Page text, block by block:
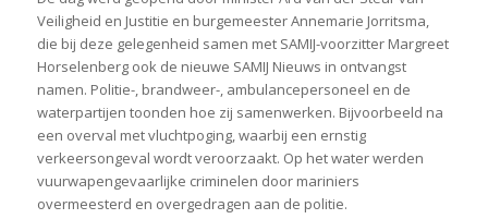
Veiligheid en Justitie en burgemeester Annemarie Jorritsma,
die bij deze gelegenheid samen met SAMIJ-voorzitter Margreet
Horselenberg ook de nieuwe SAMIJ Nieuws in ontvangst
namen. Politie-, brandweer-, ambulancepersoneel en de
waterpartijen toonden hoe zij samenwerken. Bijvoorbeeld na
een overval met vluchtpoging, waarbij een ernstig
verkeersongeval wordt veroorzaakt. Op het water werden
vuurwapengevaarlijke criminelen door mariniers
overmeesterd en overgedragen aan de politie.